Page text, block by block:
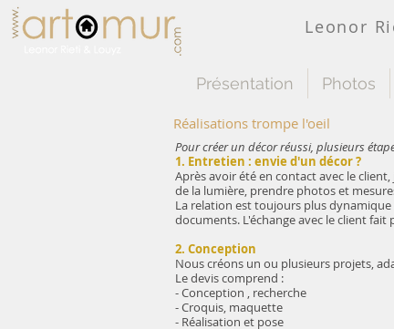
Leonor
Présentation Photos
Réalisations trompe l'oeil
Pour créer un décor réussi, plusieurs
1. Entretien : envie d'un décor ?
Après avoir été en contact avec le
de la lumière, prendre photos et
La relation est toujours plus
documents. L'échange avec le client
2. Conception
Nous créons un ou plusieurs projets,
Le devis comprend :
- Conception , recherche
- Croquis, maquette
- Réalisation et pose